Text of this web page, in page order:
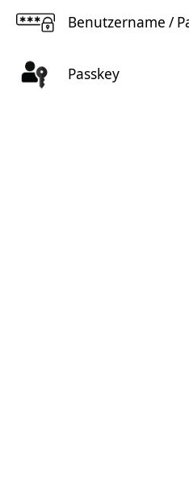
Benutzername /
Passkey